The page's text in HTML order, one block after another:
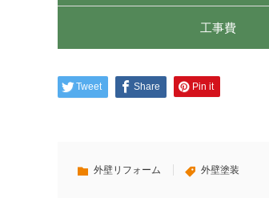
工事費
Tweet Share Pin it
外壁リフォーム 外壁塗装